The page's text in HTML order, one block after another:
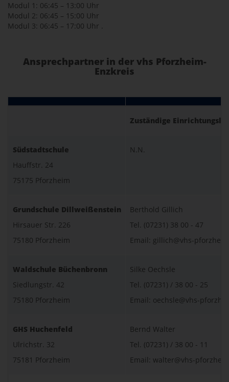
Modul 1: 06:45 – 13:00 Uhr
Modul 2: 06:45 – 15:00 Uhr
Modul 3: 06:45 – 17:00 Uhr .
Ansprechpartner in der vhs Pforzheim-
Enzkreis
Zuständige
Südstadtschule
Hauffstr. 24
75175 Pforzheim
N.N.
Grundschule Dillweißenstein
Hirsauer Str. 226
75180 Pforzheim
Berthold Gillich
Tel. (07231) 38 00 - 47
Email: gillich@vhs-
Waldschule Büchenbronn
Siedlungstr. 42
75180 Pforzheim
Silke Oechsle
Tel. (07231) / 38 00 - 25
Email: oechsle@vhs-
GHS Huchenfeld
Ulrichstr. 32
75181 Pforzheim
Bernd Walter
Tel. (07231) / 38 00 - 11
Email: walter@vhs-